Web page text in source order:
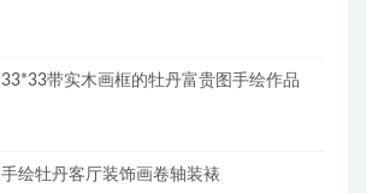
33*33带实木画框的牡丹富贵图手绘作品
手绘牡丹客厅装饰画卷轴装裱